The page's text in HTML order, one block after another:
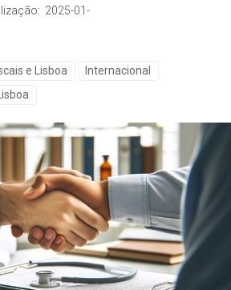
2025-01-
e Lisboa
Internacional